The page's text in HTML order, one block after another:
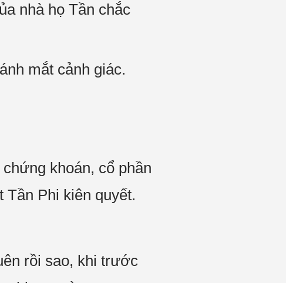
nhà họ Tần chắc
mắt cảnh giác.
khoán, cổ phần
Tần Phi kiên quyết.
rồi sao, khi trước